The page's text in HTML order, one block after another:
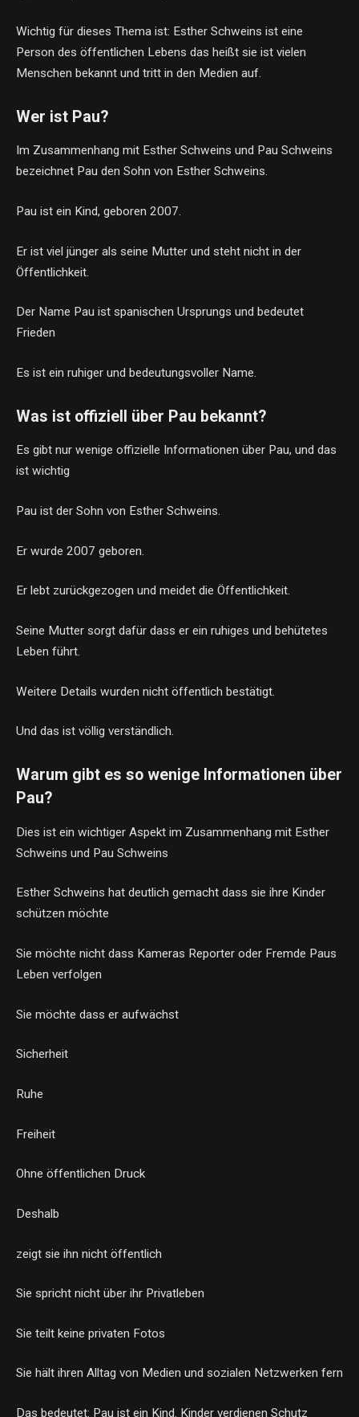
Wichtig für dieses Thema ist: Esther Schweins ist eine
Person des öffentlichen Lebens das heißt sie ist vielen
Menschen bekannt und tritt in den Medien auf.
Wer ist Pau?
Im Zusammenhang mit Esther Schweins und Pau Schweins
bezeichnet Pau den Sohn von Esther Schweins.
Pau ist ein Kind, geboren 2007.
Er ist viel jünger als seine Mutter und steht nicht in der
Öffentlichkeit.
Der Name Pau ist spanischen Ursprungs und bedeutet
Frieden
Es ist ein ruhiger und bedeutungsvoller Name.
Was ist offiziell über Pau bekannt?
Es gibt nur wenige offizielle Informationen über Pau, und das
ist wichtig
Pau ist der Sohn von Esther Schweins.
Er wurde 2007 geboren.
Er lebt zurückgezogen und meidet die Öffentlichkeit.
Seine Mutter sorgt dafür dass er ein ruhiges und behütetes
Leben führt.
Weitere Details wurden nicht öffentlich bestätigt.
Und das ist völlig verständlich.
Warum gibt es so wenige Informationen über
Pau?
Dies ist ein wichtiger Aspekt im Zusammenhang mit Esther
Schweins und Pau Schweins
Esther Schweins hat deutlich gemacht dass sie ihre Kinder
schützen möchte
Sie möchte nicht dass Kameras Reporter oder Fremde Paus
Leben verfolgen
Sie möchte dass er aufwächst
Sicherheit
Ruhe
Freiheit
Ohne öffentlichen Druck
Deshalb
zeigt sie ihn nicht öffentlich
Sie spricht nicht über ihr Privatleben
Sie teilt keine privaten Fotos
Sie hält ihren Alltag von Medien und sozialen Netzwerken fern
Das bedeutet: Pau ist ein Kind. Kinder verdienen Schutz